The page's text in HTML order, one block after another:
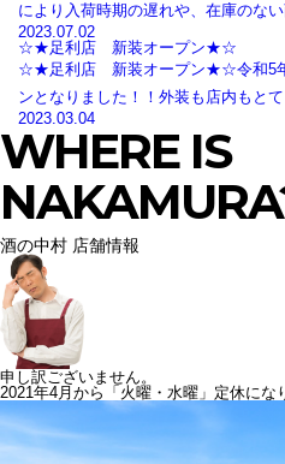
により入荷時期の遅れや、在庫のない
2023.07.02
☆★足利店 新装オープン★☆
☆★足利店 新装オープン★☆令和5年
ンとなりました！！外装も店内もとて
2023.03.04
WHERE IS
酒の中村 店舗情報
申し訳ございません。
2021年4月から「火曜・水曜」定休にな